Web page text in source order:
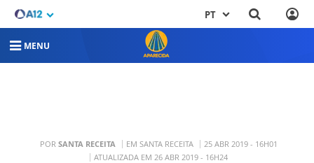
PT
MENU
POR SANTA RECEITA EM SANTA RECEITA
25 ABR 2019 - 16H01
ATUALIZADA EM 26 ABR 2019 - 16H24